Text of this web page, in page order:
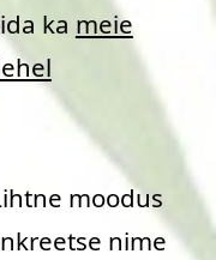
ka meie
moodus
nime